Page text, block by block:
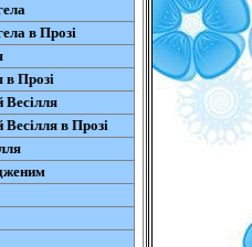
в Прозі
в Прозі
в Прозі